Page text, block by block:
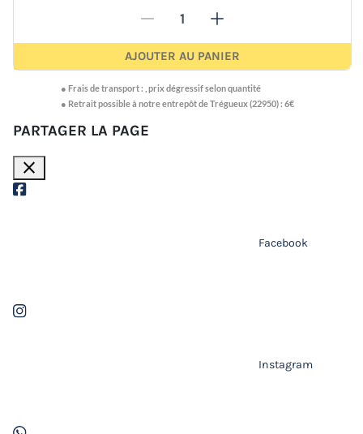
- +
AJOUTER AU PANIER
● Frais de transport : prix dégressif selon quantité
● Retrait possible à notre entrepôt de Trégueux (22950) : 6€
PARTAGER LA PAGE
close
Facebook
Instagram